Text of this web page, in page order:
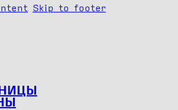
Skip to footer